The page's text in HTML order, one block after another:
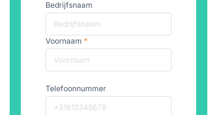
Bedrijfsnaam
Voornaam *
Telefoonnummer